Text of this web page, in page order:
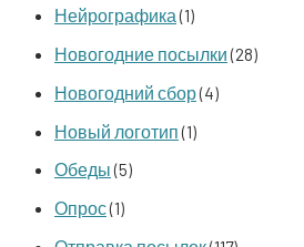
Нейрографика(1)
Новогодние посылки(28)
Новогодний сбор(4)
Новый логотип(1)
Обеды(5)
Опрос(1)